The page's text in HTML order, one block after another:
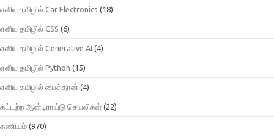
எளிய தமிழில் Car Electronics (18)
எளிய தமிழில் CSS (6)
எளிய தமிழில் Generative AI (4)
எளிய தமிழில் Python (15)
எளிய தமிழில் பைத்தான் (4)
கட்டற்ற ஆன்டிராய்டு செயலிகள் (22)
கணியம் (970)